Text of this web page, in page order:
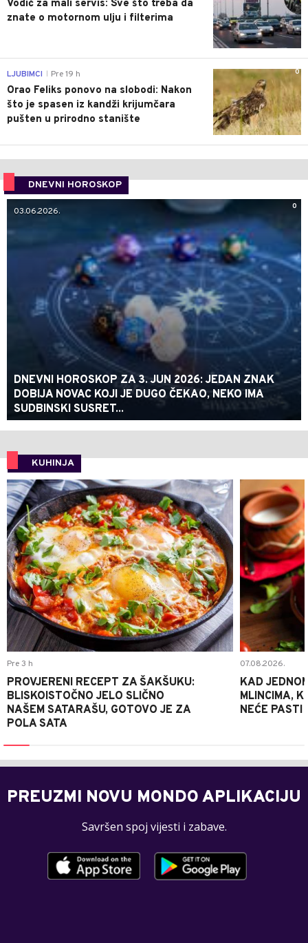
Vodič za mali servis: Sve što treba da
znate o motornom ulju i filterima
0
LJUBIMCI Pre 19 h
Orao Feliks ponovo na slobodi: Nakon
što je spasen iz kandži krijumčara
pušten u prirodno stanište
DNEVNI HOROSKOP
0
03.06.2026.
DNEVNI HOROSKOP ZA 3. JUN 2026: JEDAN ZNAK
DOBIJA NOVAC KOJI JE DUGO ČEKAO, NEKO IMA
SUDBINSKI SUSRET...
KUHINJA
0
Pre 3 h
PROVJERENI RECEPT ZA ŠAKŠUKU:
BLISKOISTOČNO JELO SLIČNO
NAŠEM SATARAŠU, GOTOVO JE ZA
POLA SATA
07.08.2026.
KAD
MLINCIMA,
NEĆE PASTI
PREUZMI NOVU MONDO APLIKACIJU
Savršen spoj vijesti i zabave.